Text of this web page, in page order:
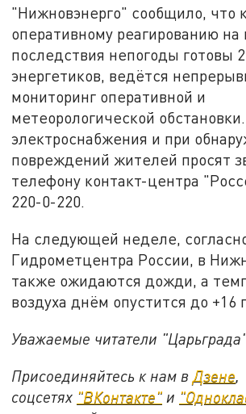
"Нижновэнерго" сообщило, что к
оперативному реагированию
последствия непогоды готовы
энергетиков, ведётся
мониторинг оперативной и
метеорологической
электроснабжения и при
повреждений жителей просят
телефону контакт-центра
220-0-220.
На следующей неделе,
Гидрометцентра России, в
также ожидаются дожди, а
воздуха днём опустится до +16
Уважаемые читатели
Присоединяйтесь к нам в Дзене
соцсетях "ВКонтакте" и